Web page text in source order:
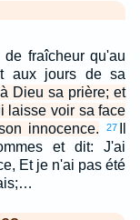
fraîcheur qu'au
aux jours de sa
à Dieu sa prière; et
laisse voir sa face
innocence.
27
et dit: J'ai
Et je n'ai pas été